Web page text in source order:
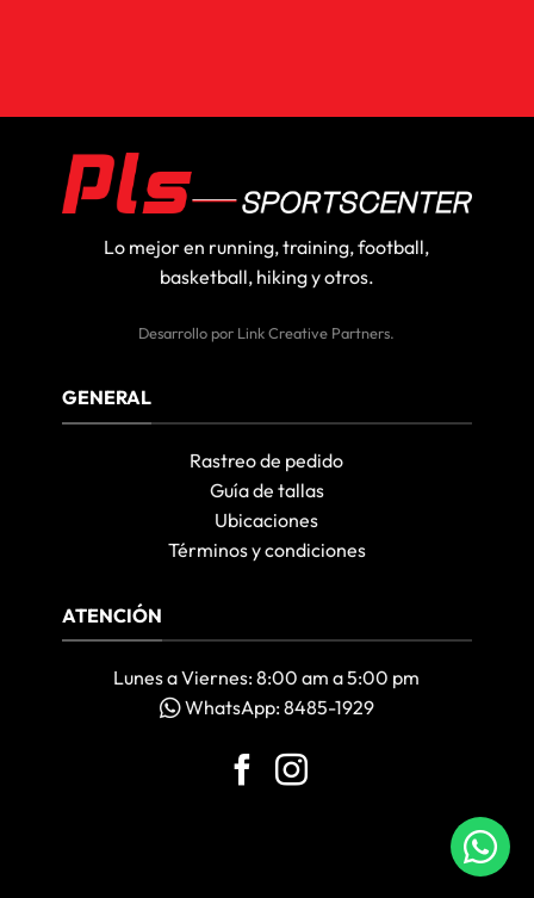
Lo mejor en running, training, football,
basketball, hiking y otros.
Desarrollo por Link Creative Partners.
GENERAL
Rastreo de pedido
Guía de tallas
Ubicaciones
Términos y condiciones
ATENCIÓN
Lunes a Viernes: 8:00 am a 5:00 pm
WhatsApp: 8485-1929